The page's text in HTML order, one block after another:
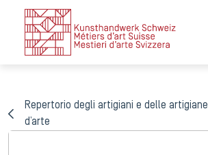
Repertorio degli artigiani e delle artigiane
d’arte